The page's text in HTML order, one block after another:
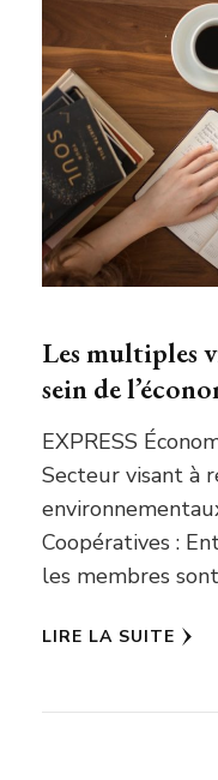
Les multiples
sein de
EXPRESS
Secteur visant à
Coopératives :
les membres
LIRE LA SUITE